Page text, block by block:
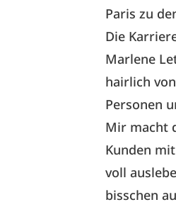
Paris zu
Die
Marlene
hairlich
Personen
Mir macht
Kunden
voll
bisschen